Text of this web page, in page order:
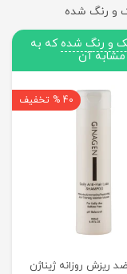
و رنگ شده
و رنگ شدهکه به
آن
40 % تخفیف
ریزش روزانه ژیناژن